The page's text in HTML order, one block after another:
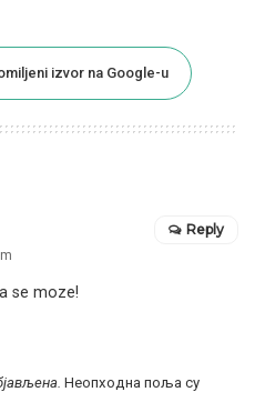
izvor na Google-u
se moze!
Reply
Неопходна поља су